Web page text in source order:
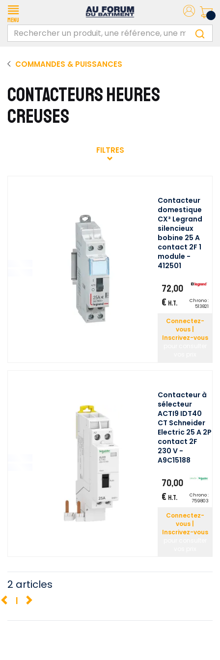
Menu
COMMANDES & PUISSANCES
CONTACTEURS HEURES
CREUSES
FILTRES
Contacteur
domestique
CX³ Legrand
silencieux
bobine 25 A
contact 2F 1
module -
412501
72,00
€ H.T.
Chrono :
513821
Connectez-
vous |
Inscrivez-vous
Contacteur à
sélecteur
ACTI9 IDT40
CT Schneider
Electric 25 A 2P
contact 2F
230 V -
A9C15188
70,00
€ H.T.
Chrono :
759803
Connectez-
vous |
Inscrivez-vous
2 articles
1